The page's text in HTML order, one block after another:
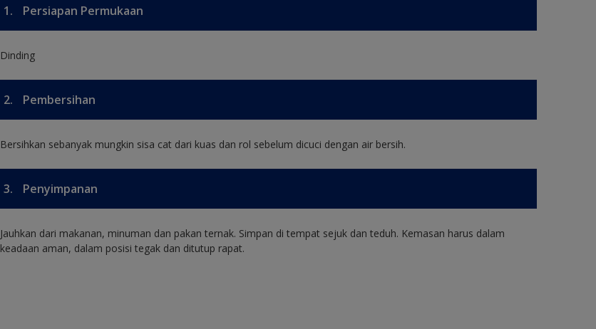
1. Persiapan Permukaan
Dinding
2. Pembersihan
Bersihkan sebanyak mungkin sisa cat dari kuas dan rol sebelum dicuci dengan air bersih.
3. Penyimpanan
Jauhkan dari makanan, minuman dan pakan ternak. Simpan di tempat sejuk dan teduh. Kemasan harus dalam
keadaan aman, dalam posisi tegak dan ditutup rapat.